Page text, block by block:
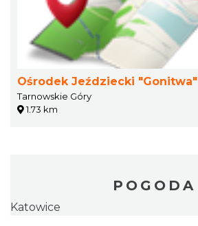
Ośrodek Jeździecki "Gonitwa"
Tarnowskie Góry
1.73 km
POGODA
Katowice